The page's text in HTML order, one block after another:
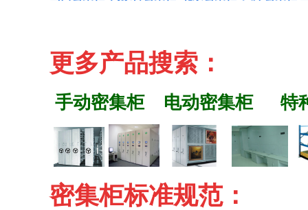
更多产品搜索：
手动密集柜 电动密集柜 特
密集柜标准规范：